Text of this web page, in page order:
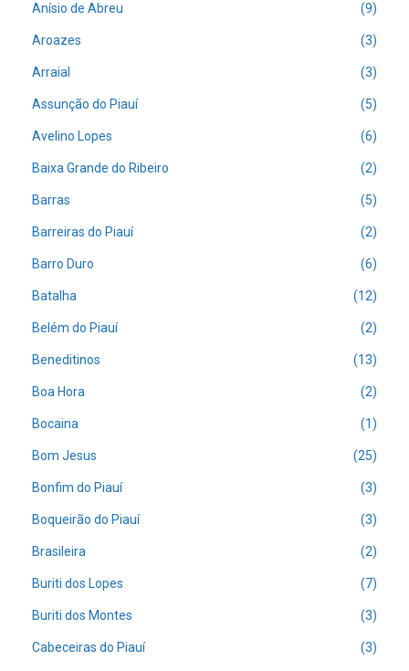
Anísio de Abreu (9)
Aroazes (3)
Arraial (3)
Assunção do Piauí (5)
Avelino Lopes (6)
Baixa Grande do Ribeiro (2)
Barras (5)
Barreiras do Piauí (2)
Barro Duro (6)
Batalha (12)
Belém do Piauí (2)
Beneditinos (13)
Boa Hora (2)
Bocaina (1)
Bom Jesus (25)
Bonfim do Piauí (3)
Boqueirão do Piauí (3)
Brasileira (2)
Buriti dos Lopes (7)
Buriti dos Montes (3)
Cabeceiras do Piauí (3)